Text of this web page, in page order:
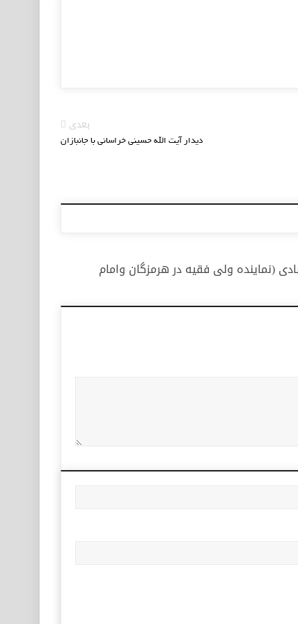
بعدی
دیدار آیت الله حسینی خراسانی با جانبازان
(نماینده ولی فقیه در هرمزگان وامام